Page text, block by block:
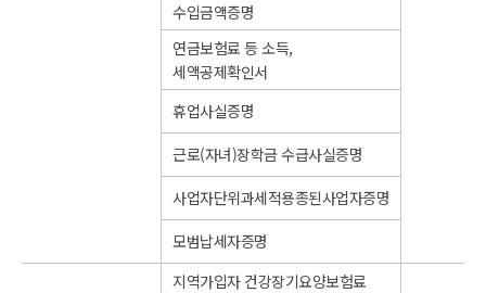
수입금액증명
연금보험료 등 소득,
세액공제확인서
휴업사실증명
근로(자녀)장학금 수급사실증명
사업자단위과세적용종된사업자증명
모범납세자증명
지역가입자 건강장기요양보험료